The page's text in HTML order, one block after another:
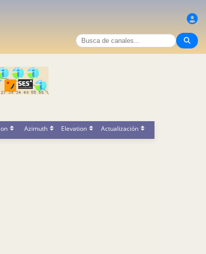
Azimuth Elevation Actualización